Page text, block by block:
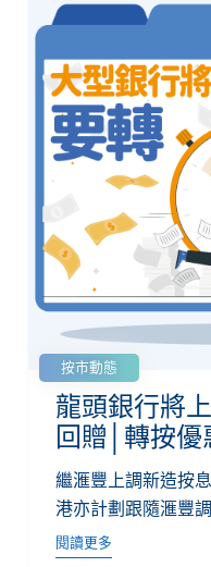
按市動態
龍頭銀行將
回贈│轉按優
繼滙豐上調新造按
港亦計劃跟隨滙豐
計劃於...
閱讀更多